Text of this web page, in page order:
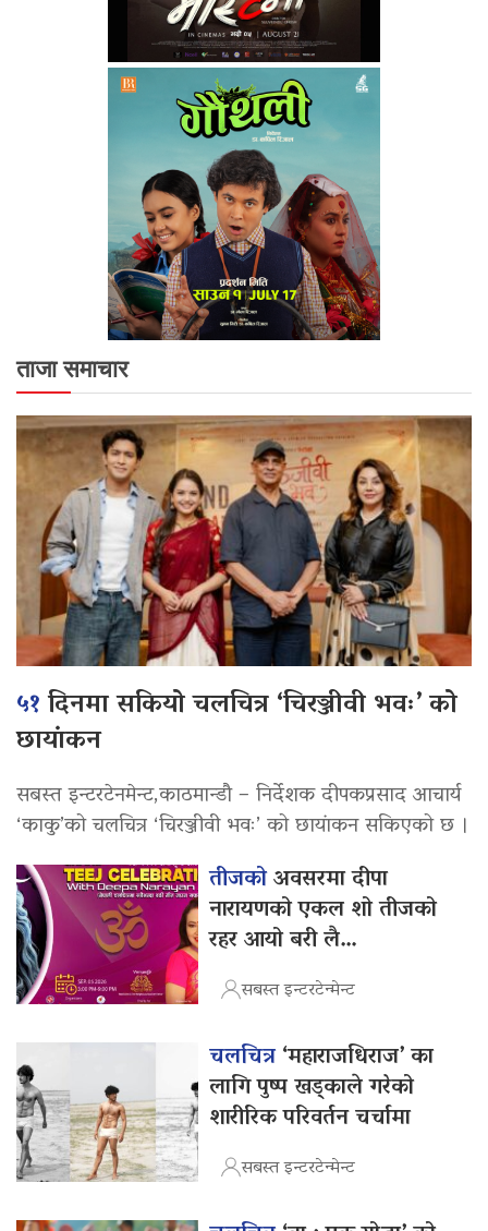
ताजा समाचार
५१दिनमा सकियो चलचित्र ‘चिरञ्जीवी भवः’ को
छायांकन
सबस्त इन्टरटेनमेन्ट,काठमान्डौ – निर्देशक दीपकप्रसाद आचार्य
‘काकु’को चलचित्र ‘चिरञ्जीवी भवः’ को छायांकन सकिएको छ ।
तीजकोअवसरमा दीपा
नारायणको एकल शो तीजको
रहर आयो बरी लै…
सबस्त इन्टरटेन्मेन्ट
चलचित्र‘महाराजधिराज’ का
लागि पुष्प खड्काले गरेको
शारीरिक परिवर्तन चर्चामा
सबस्त इन्टरटेन्मेन्ट